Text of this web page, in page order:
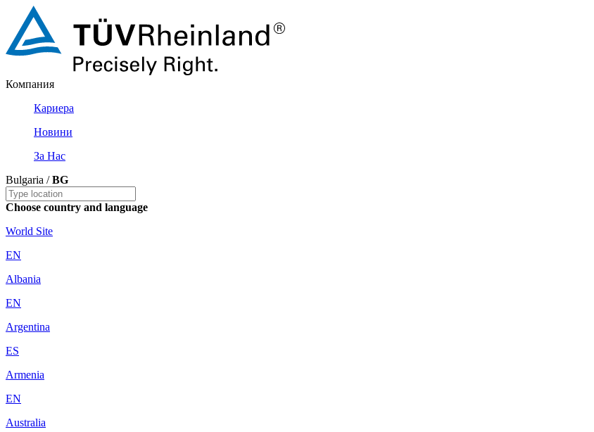
Компания
Кариера
Новини
За Нас
Bulgaria /BG
Choose country and language
World Site
EN
Albania
EN
Argentina
ES
Armenia
EN
Australia